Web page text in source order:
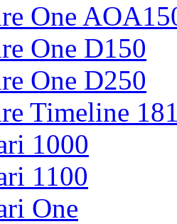
One
One D150
One D250
Timeline
1000
1100
One